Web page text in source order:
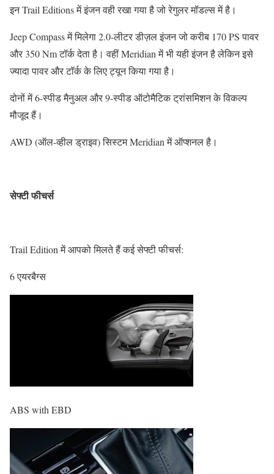
इन Trail Editions में इंजन वही रखा गया है जो रेगुलर मॉडल्स में है।
Jeep Compass में मिलेगा 2.0-लीटर डीज़ल इंजन जो करीब 170 PS पावर
और 350 Nm टॉर्क देता है। वहीं Meridian में भी यही इंजन है लेकिन इसे
ज्यादा पावर और टॉर्क के लिए ट्यून किया गया है।
दोनों में 6-स्पीड मैनुअल और 9-स्पीड ऑटोमैटिक ट्रांसमिशन के विकल्प
मौजूद हैं।
AWD (ऑल-व्हील ड्राइव) सिस्टम Meridian में ऑप्शनल है।
सेफ्टी फीचर्स
Trail Edition में आपको मिलते हैं कई सेफ्टी फीचर्स:
6 एयरबैग्स
ABS with EBD